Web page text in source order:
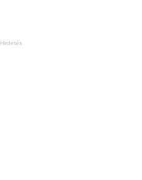
Hirdetés